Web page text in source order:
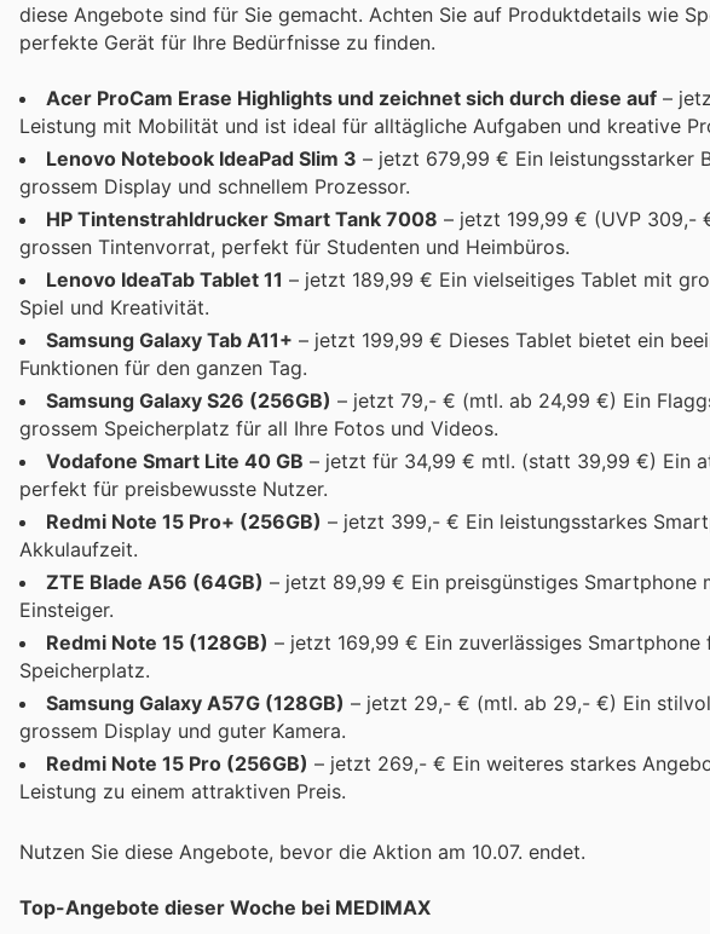
diese Angebote sind für Sie gemacht. Achten Sie auf Produktdetails wie
perfekte Gerät für Ihre Bedürfnisse zu finden.
Acer ProCam Erase Highlights und zeichnet sich durch diese auf –
Leistung mit Mobilität und ist ideal für alltägliche Aufgaben und kreative
Lenovo Notebook IdeaPad Slim 3 – jetzt 679,99 € Ein leistungsstarker
grossem Display und schnellem Prozessor.
HP Tintenstrahldrucker Smart Tank 7008 – jetzt 199,99 € (UVP 309,-
grossen Tintenvorrat, perfekt für Studenten und Heimbüros.
Lenovo IdeaTab Tablet 11 – jetzt 189,99 € Ein vielseitiges Tablet mit
Spiel und Kreativität.
Samsung Galaxy Tab A11+ – jetzt 199,99 € Dieses Tablet bietet ein
Funktionen für den ganzen Tag.
Samsung Galaxy S26 (256GB) – jetzt 79,- € (mtl. ab 24,99 €) Ein
grossem Speicherplatz für all Ihre Fotos und Videos.
Vodafone Smart Lite 40 GB – jetzt für 34,99 € mtl. (statt 39,99 €) Ein
perfekt für preisbewusste Nutzer.
Redmi Note 15 Pro+ (256GB) – jetzt 399,- € Ein leistungsstarkes
Akkulaufzeit.
ZTE Blade A56 (64GB) – jetzt 89,99 € Ein preisgünstiges
Einsteiger.
Redmi Note 15 (128GB) – jetzt 169,99 € Ein zuverlässiges
Speicherplatz.
Samsung Galaxy A57G (128GB) – jetzt 29,- € (mtl. ab 29,- €) Ein
grossem Display und guter Kamera.
Redmi Note 15 Pro (256GB) – jetzt 269,- € Ein weiteres starkes
Leistung zu einem attraktiven Preis.
Nutzen Sie diese Angebote, bevor die Aktion am 10.07. endet.
Top-Angebote dieser Woche bei MEDIMAX